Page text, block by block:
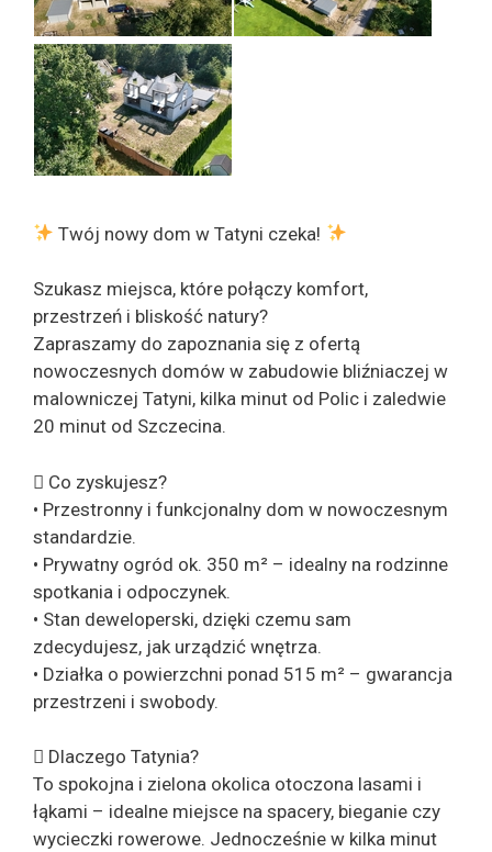
Twój nowy dom w Tatyni czeka!
Szukasz miejsca, które połączy komfort,
przestrzeń i bliskość natury?
Zapraszamy do zapoznania się z ofertą
nowoczesnych domów w zabudowie bliźniaczej w
malowniczej Tatyni, kilka minut od Polic i zaledwie
20 minut od Szczecina.
 Co zyskujesz?
• Przestronny i funkcjonalny dom w nowoczesnym
standardzie.
• Prywatny ogród ok. 350 m² – idealny na rodzinne
spotkania i odpoczynek.
• Stan deweloperski, dzięki czemu sam
zdecydujesz, jak urządzić wnętrza.
• Działka o powierzchni ponad 515 m² – gwarancja
przestrzeni i swobody.
 Dlaczego Tatynia?
To spokojna i zielona okolica otoczona lasami i
łąkami – idealne miejsce na spacery, bieganie czy
wycieczki rowerowe. Jednocześnie w kilka minut